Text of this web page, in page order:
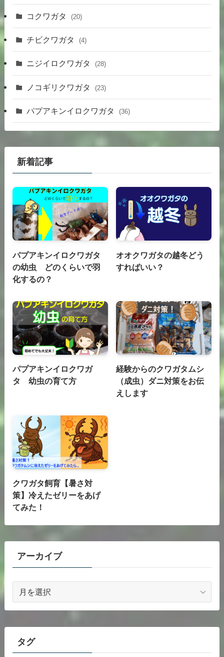
コクワガタ (20)
チビクワガタ (4)
ニジイロクワガタ (28)
ノコギリクワガタ (23)
パプアキンイロクワガタ (36)
新着記事
パプアキンイロクワガタ
の幼虫 どのくらいで羽
化するの？
オオクワガタの越冬どう
すればいい？
パプアキンイロクワガ
タ 幼虫の育て方
経験からのクワガタムシ
（成虫）ダニ対策をお伝
えします
クワガタ飼育【暑さ対
策】冷えたゼリーをあげ
てみた！
アーカイブ
カ
タグ